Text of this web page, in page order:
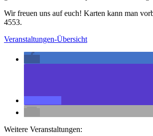
Wir freuen uns auf euch! Karten kann man
4553.
Veranstaltungen-Übersicht
Weitere Veranstaltungen: